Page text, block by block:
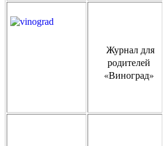
Журнал для
родителей
«Виноград»